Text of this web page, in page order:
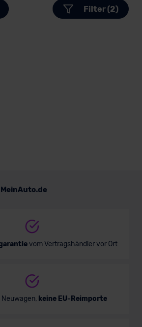
Filter (2)
vom Vertragshändler vor Ort
keine EU-Reimporte